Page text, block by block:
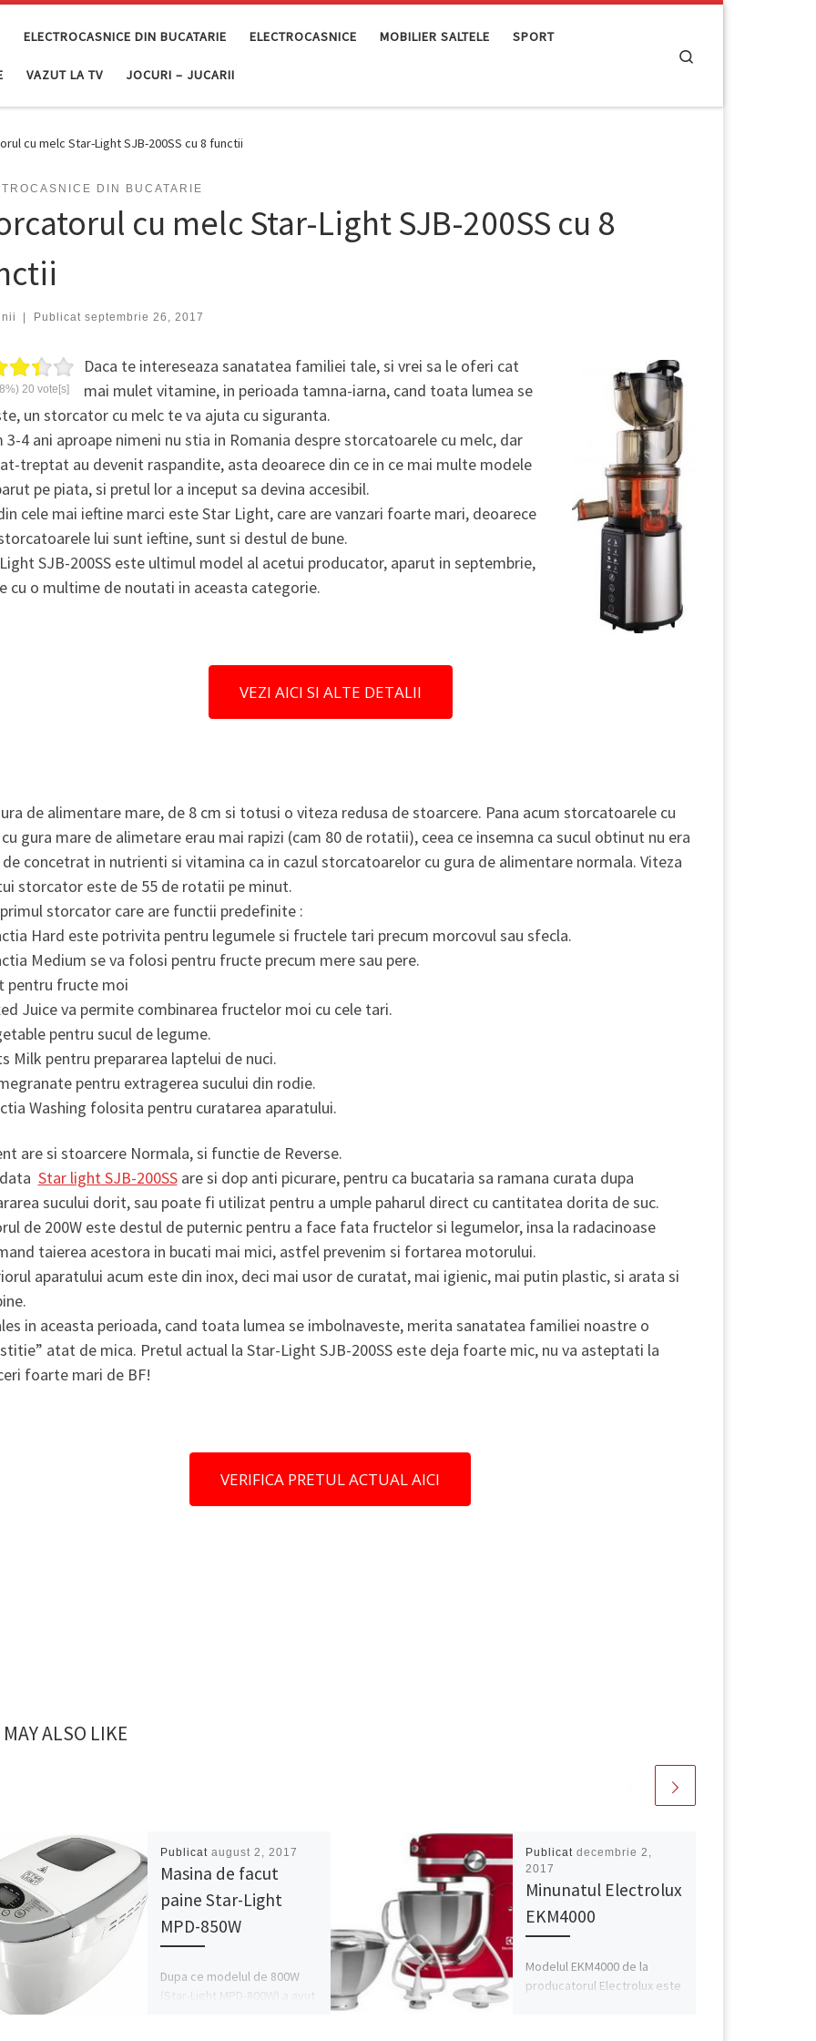
ELECTROCASNICE DIN BUCATARIE ELECTROCASNICE MOBILIER SALTELE SPORT
VAZUT LA TV JOCURI – JUCARII
cu melc Star-Light SJB-200SS cu 8 functii
DIN BUCATARIE
cu melc Star-Light SJB-200SS cu 8
Publicatseptembrie 26, 2017
20 vote[s]
Daca te intereseaza sanatatea familiei tale, si vrei sa le oferi cat
mai mulet vitamine, in perioada tamna-iarna, cand toata lumea se
un storcator cu melc te va ajuta cu siguranta.
3-4 ani aproape nimeni nu stia in Romania despre storcatoarele cu melc, dar
treptat au devenit raspandite, asta deoarece din ce in ce mai multe modele
pe piata, si pretul lor a inceput sa devina accesibil.
cele mai ieftine marci este Star Light, care are vanzari foarte mari, deoarece
lui sunt ieftine, sunt si destul de bune.
SJB-200SS este ultimul model al acetui producator, aparut in septembrie,
cu o multime de noutati in aceasta categorie.
VEZI AICI SI ALTE DETALII
de alimentare mare, de 8 cm si totusi o viteza redusa de stoarcere. Pana acum storcatoarele cu
gura mare de alimetare erau mai rapizi (cam 80 de rotatii), ceea ce insemna ca sucul obtinut nu era
concetrat in nutrienti si vitamina ca in cazul storcatoarelor cu gura de alimentare normala. Viteza
storcator este de 55 de rotatii pe minut.
storcator care are functii predefinite :
Hard este potrivita pentru legumele si fructele tari precum morcovul sau sfecla.
Medium se va folosi pentru fructe precum mere sau pere.
pentru fructe moi
Juice va permite combinarea fructelor moi cu cele tari.
pentru sucul de legume.
Milk pentru prepararea laptelui de nuci.
pentru extragerea sucului din rodie.
Washing folosita pentru curatarea aparatului.
are si stoarcere Normala, si functie de Reverse.
Star light SJB-200SSare si dop anti picurare, pentru ca bucataria sa ramana curata dupa
sucului dorit, sau poate fi utilizat pentru a umple paharul direct cu cantitatea dorita de suc.
de 200W este destul de puternic pentru a face fata fructelor si legumelor, insa la radacinoase
taierea acestora in bucati mai mici, astfel prevenim si fortarea motorului.
aparatului acum este din inox, deci mai usor de curatat, mai igienic, mai putin plastic, si arata si
in aceasta perioada, cand toata lumea se imbolnaveste, merita sanatatea familiei noastre o
atat de mica. Pretul actual la Star-Light SJB-200SS este deja foarte mic, nu va asteptati la
foarte mari de BF!
VERIFICA PRETUL ACTUAL AICI
ALSO LIKE
Publicataugust 2, 2017
Masina de facut
paine Star-Light
MPD-850W
Dupa ce modelul de 800W
(Star-Light MPD-800W) a avut
Publicatdecembrie 2,
2017
Minunatul Electrolux
EKM4000
Modelul EKM4000 de la
producatorul Electrolux este